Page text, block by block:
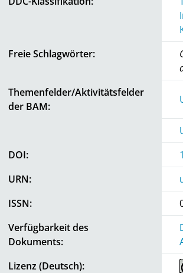
Freie Schlagwörter:
Themenfelder/Aktivitätsfelder
der BAM:
DOI:
URN:
ISSN:
Verfügbarkeit des
Dokuments:
Lizenz (Deutsch):